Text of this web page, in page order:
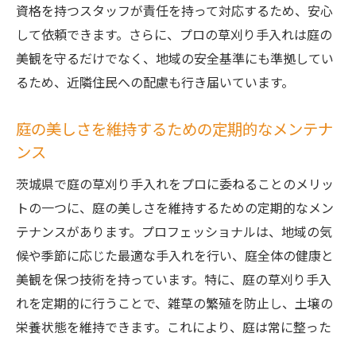
料金体系とサービス内容の確認方法
実績と評判をチェックするためのポイント
地域に根ざしたサービスのメリット
アフターサービスの充実度を見極める
プロが教える効果的な手入れテクニック
知識が必要な草花の管理方法
庭の生態系を考慮した手入れの重要性
初心者でもできるプロの手入れ術
庭の特性を理解するための基礎知識
専門家が伝授する長持ちする庭作り
資格を持つスタッフが責任を持って対応するため、安心
して依頼できます。さらに、プロの草刈り手入れは庭の
美観を守るだけでなく、地域の安全基準にも準拠してい
るため、近隣住民への配慮も行き届いています。
庭の美しさを維持するための定期的なメンテナ
ンス
茨城県で庭の草刈り手入れをプロに委ねることのメリッ
トの一つに、庭の美しさを維持するための定期的なメン
テナンスがあります。プロフェッショナルは、地域の気
候や季節に応じた最適な手入れを行い、庭全体の健康と
美観を保つ技術を持っています。特に、庭の草刈り手入
れを定期的に行うことで、雑草の繁殖を防止し、土壌の
栄養状態を維持できます。これにより、庭は常に整った